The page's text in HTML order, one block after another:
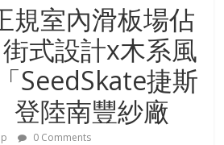
規室內滑板場佔
式設計x木系風
SeedSkate捷斯
登陸南豐紗廠
0 Comments